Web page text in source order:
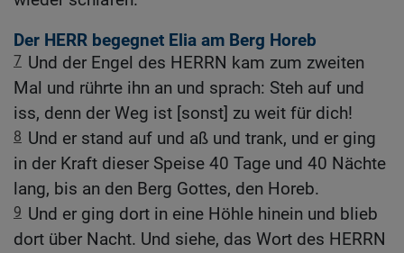
Der HERR begegnet Elia am Berg Horeb
7 Und der Engel des HERRN kam zum zweiten
Mal und rührte ihn an und sprach: Steh auf und
iss, denn der Weg ist [sonst] zu weit für dich!
8 Und er stand auf und aß und trank, und er ging
in der Kraft dieser Speise 40 Tage und 40 Nächte
lang, bis an den Berg Gottes, den Horeb.
9 Und er ging dort in eine Höhle hinein und blieb
dort über Nacht. Und siehe, das Wort des HERRN